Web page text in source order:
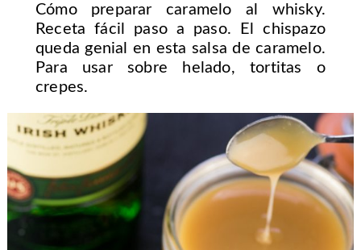
Cómo preparar caramelo al whisky.
Receta fácil paso a paso. El chispazo
queda genial en esta salsa de caramelo.
Para usar sobre helado, tortitas o
crepes.